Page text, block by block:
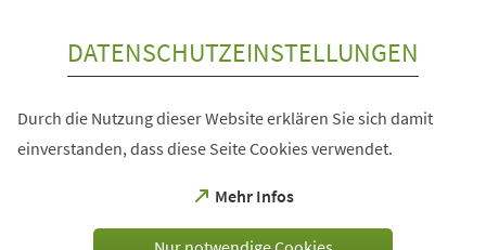
DATENSCHUTZEINSTELLUNGEN
Durch die Nutzung dieser Website erklären Sie sich damit
einverstanden, dass diese Seite Cookies verwendet.
Mehr Infos
(Öffnet
einem